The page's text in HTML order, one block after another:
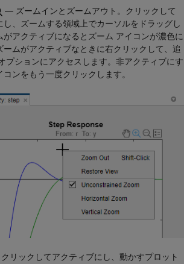
— ズームインとズームアウト。クリックして
し、ズームする領域上でカーソルをドラッグし
がアクティブになるとズーム アイコンが濃色に
ームがアクティブなときに右クリックして、追
プションにアクセスします。非アクティブにす
コンをもう一度クリックします。
リックしてアクティブにし、動かすプロット